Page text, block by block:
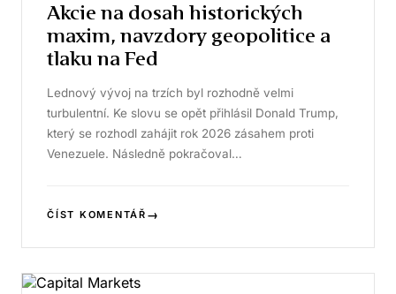
Akcie na dosah historických
maxim, navzdory geopolitice a
tlaku na Fed
Lednový vývoj na trzích byl rozhodně velmi
turbulentní. Ke slovu se opět přihlásil Donald Trump,
který se rozhodl zahájit rok 2026 zásahem proti
Venezuele. Následně pokračoval…
ČÍST KOMENTÁŘ →